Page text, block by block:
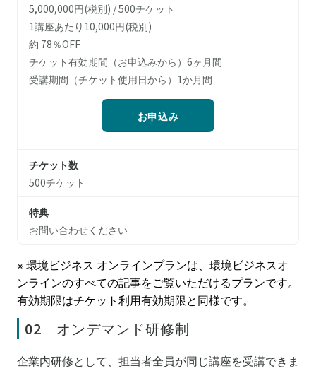
5,000,000円(税別) / 500チケット
1講座あたり10,000円(税別)
約 78％OFF
チケット有効期間（お申込みから）6ヶ月間
受講期間（チケット使用日から）1か月間
お申込み
チケット数
500チケット
特典
お問い合わせください
※ 環境ビジネス オンラインプランは、環境ビジネスオ
ンラインのすべての記事をご覧いただけるプランです。
有効期限はチケット利用有効期限と同様です。
02 オンデマンド研修制
企業内研修として、担当者全員が同じ講座を受講できま